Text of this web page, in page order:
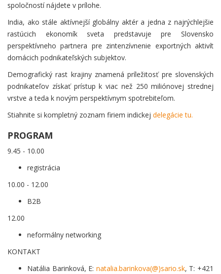
spoločností nájdete v prílohe.
India, ako stále aktívnejší globálny aktér a jedna z najrýchlejšie
rastúcich ekonomík sveta predstavuje pre Slovensko
perspektívneho partnera pre zintenzívnenie exportných aktivít
domácich podnikateľských subjektov.
Demografický rast krajiny znamená príležitosť pre slovenských
podnikateľov získať prístup k viac než 250 miliónovej strednej
vrstve a teda k novým perspektívnym spotrebiteľom.
Stiahnite si kompletný zoznam firiem indickej delegácie tu.
PROGRAM
9.45 - 10.00
registrácia
10.00 - 12.00
B2B
12.00
neformálny networking
KONTAKT
Natália Barinková, E: natalia.barinkova(@)sario.sk, T: +421